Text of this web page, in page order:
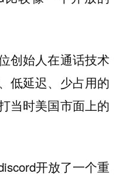
创始人在通话技术
低延迟、少占用的
当时美国市面上的
开放了一个重